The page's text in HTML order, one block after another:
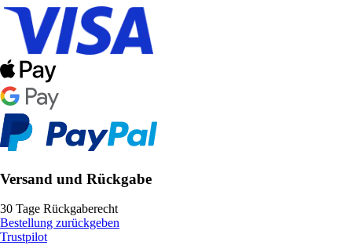
Versand und Rückgabe
30 Tage Rückgaberecht
Bestellung zurückgeben
Trustpilot